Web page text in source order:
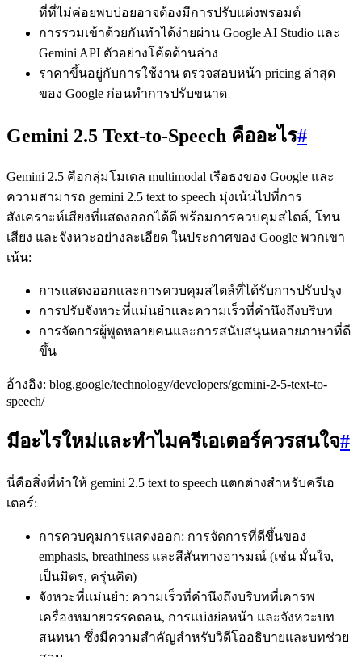
ที่ที่ไม่ค่อยพบบ่อยอาจต้องมีการปรับแต่งพรอมต์
การรวมเข้าด้วยกันทำได้ง่ายผ่าน Google AI Studio และ
Gemini API ตัวอย่างโค้ดด้านล่าง
ราคาขึ้นอยู่กับการใช้งาน ตรวจสอบหน้า pricing ล่าสุด
ของ Google ก่อนทำการปรับขนาด
Gemini 2.5 Text‑to‑Speech คืออะไร#
Gemini 2.5 คือกลุ่มโมเดล multimodal เรือธงของ Google และ
ความสามารถ gemini 2.5 text to speech มุ่งเน้นไปที่การ
สังเคราะห์เสียงที่แสดงออกได้ดี พร้อมการควบคุมสไตล์, โทน
เสียง และจังหวะอย่างละเอียด ในประกาศของ Google พวกเขา
เน้น:
การแสดงออกและการควบคุมสไตล์ที่ได้รับการปรับปรุง
การปรับจังหวะที่แม่นยำและความเร็วที่คำนึงถึงบริบท
การจัดการผู้พูดหลายคนและการสนับสนุนหลายภาษาที่ดี
ขึ้น
อ้างอิง: blog.google/technology/developers/gemini-2-5-text-to-
speech/
มีอะไรใหม่และทำไมครีเอเตอร์ควรสนใจ#
นี่คือสิ่งที่ทำให้ gemini 2.5 text to speech แตกต่างสำหรับครีเอ
เตอร์:
การควบคุมการแสดงออก: การจัดการที่ดีขึ้นของ
emphasis, breathiness และสีสันทางอารมณ์ (เช่น มั่นใจ,
เป็นมิตร, ครุ่นคิด)
จังหวะที่แม่นยำ: ความเร็วที่คำนึงถึงบริบทที่เคารพ
เครื่องหมายวรรคตอน, การแบ่งย่อหน้า และจังหวะบท
สนทนา ซึ่งมีความสำคัญสำหรับวิดีโออธิบายและบทช่วย